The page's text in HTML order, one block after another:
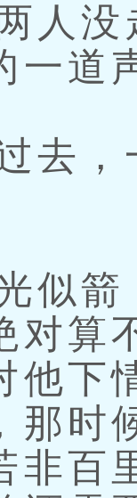
没
一道
，
箭
对算
他
那时
非百